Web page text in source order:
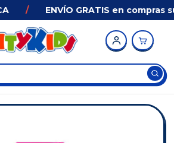
ENVÍO GRATIS en compras